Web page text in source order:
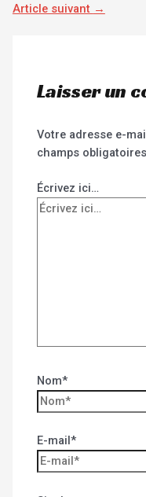
Article suivant →
Laisser un
Votre adresse e-
champs
Écrivez ici…
Nom*
E-mail*